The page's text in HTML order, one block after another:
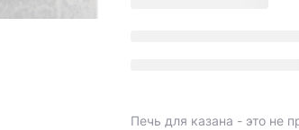
Печь для казана - это не